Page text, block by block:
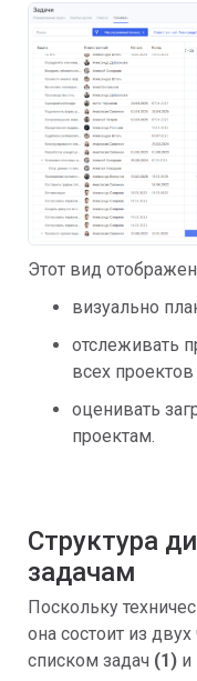
Этот вид
визуально
отслеживать
всех
оценивать
проектам.
Структура
задачам
Поскольку
она состоит из
списком задач (1) и